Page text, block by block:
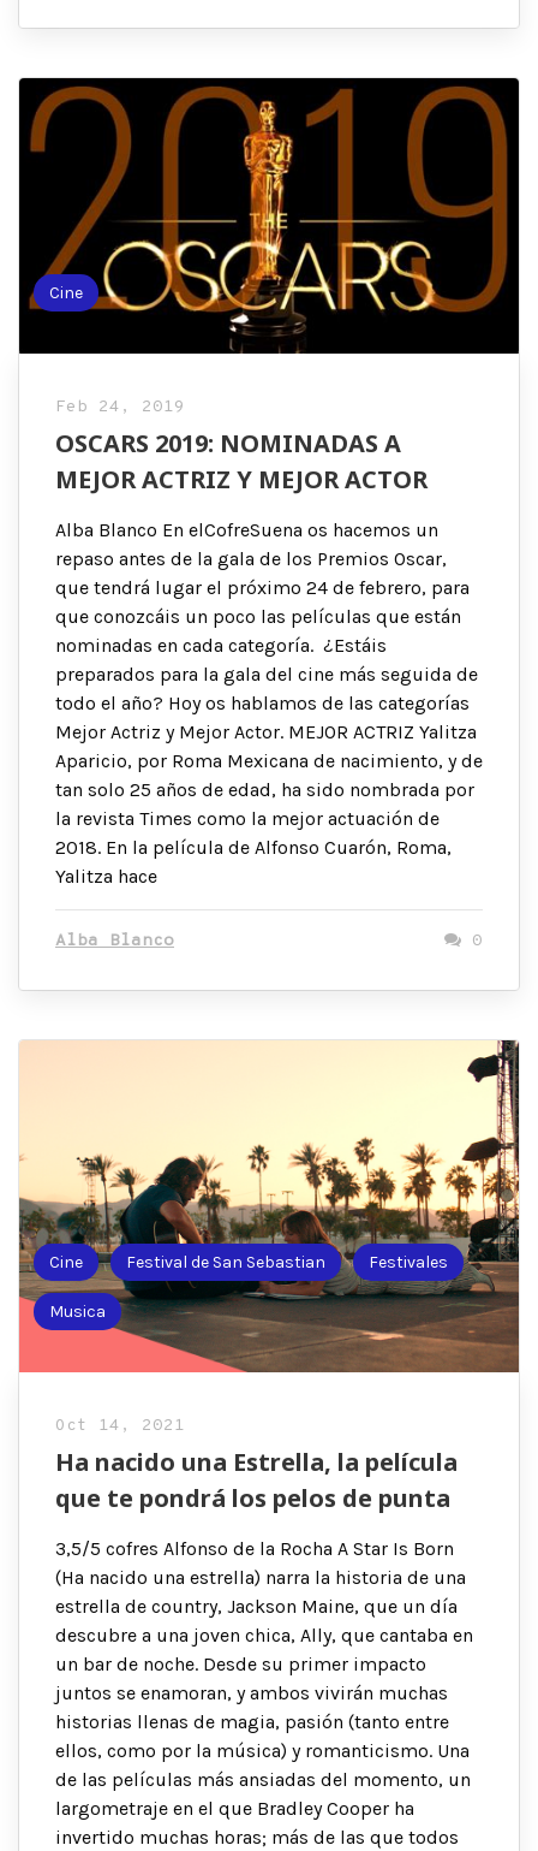
Cine
Feb 24, 2019
OSCARS 2019: NOMINADAS A
MEJOR ACTRIZ Y MEJOR ACTOR
Alba Blanco En elCofreSuena os hacemos un
repaso antes de la gala de los Premios Oscar,
que tendrá lugar el próximo 24 de febrero, para
que conozcáis un poco las películas que están
nominadas en cada categoría. ¿Estáis
preparados para la gala del cine más seguida de
todo el año? Hoy os hablamos de las categorías
Mejor Actriz y Mejor Actor. MEJOR ACTRIZ Yalitza
Aparicio, por Roma Mexicana de nacimiento, y de
tan solo 25 años de edad, ha sido nombrada por
la revista Times como la mejor actuación de
2018. En la película de Alfonso Cuarón, Roma,
Yalitza hace
Alba Blanco 0
Cine Festival de San Sebastian Festivales
Musica
Oct 14, 2021
Ha nacido una Estrella, la película
que te pondrá los pelos de punta
3,5/5 cofres Alfonso de la Rocha A Star Is Born
(Ha nacido una estrella) narra la historia de una
estrella de country, Jackson Maine, que un día
descubre a una joven chica, Ally, que cantaba en
un bar de noche. Desde su primer impacto
juntos se enamoran, y ambos vivirán muchas
historias llenas de magia, pasión (tanto entre
ellos, como por la música) y romanticismo. Una
de las películas más ansiadas del momento, un
largometraje en el que Bradley Cooper ha
invertido muchas horas; más de las que todos